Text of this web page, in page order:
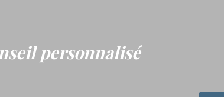
personnalisé